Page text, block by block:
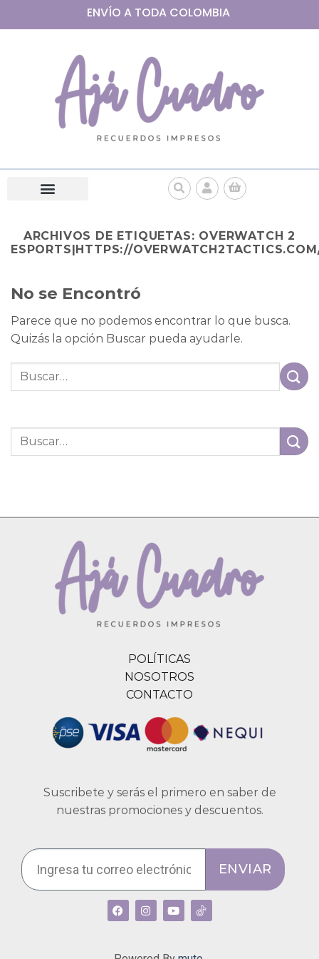
ENVÍO A TODA COLOMBIA
ARCHIVOS DE ETIQUETAS: OVERWATCH 2
ESPORTS|HTTPS://
No se Encontró
Parece que no podemos encontrar lo que busca.
Quizás la opción Buscar pueda ayudarle.
POLÍTICAS
NOSOTROS
CONTACTO
Suscribete y serás el primero en saber de
nuestras promociones y descuentos.
ENVIAR